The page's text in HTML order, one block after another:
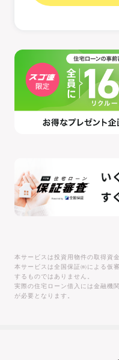
本サービスは投資用物件の取得資
本サービスは全国保証㈱による仮
するものではありません。
実際の住宅ローン借入には金融機
が必要となります。